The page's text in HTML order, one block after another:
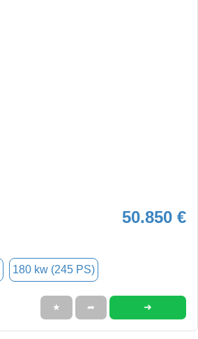
50.850 €
180 kw (245 PS)
★ ➦ ➜